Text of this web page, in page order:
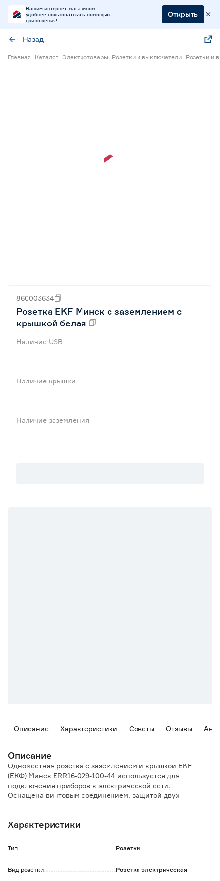
Нашим интернет-магазином
удобнее пользоваться с помощью
приложения!
Открыть
Назад
Главная Каталог Электротовары Розетки и выключатели Розетки и
860003634
Розетка EKF Минск с заземлением с
крышкой белая
Наличие USB
Наличие крышки
Наличие заземления
Описание Характеристики Советы Отзывы
Описание
Одноместная розетка с заземлением и крышкой EKF
(ЕКФ) Минск ERR16-029-100-44 используется для
подключения приборов к электрической сети.
Оснащена винтовым соединением, защитой двух
Преимущества и особенности:
к ультра-фиолетовому излучению, сохраняющего свой
термостойкостью, не поддерживает горение.
Характеристики
Тип Розетки
Вид розетки Розетка электрическая